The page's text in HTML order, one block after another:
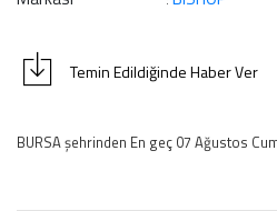
Temin Edildiğinde Haber Ver
BURSA şehrinden En geç 07 Ağustos